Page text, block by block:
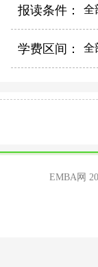
报读条件： 全
学费区间： 全
EMBA网